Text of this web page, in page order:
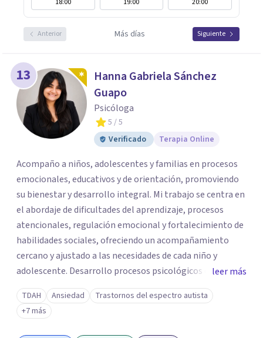
18:00
19:00 20:00
Anterior Más días Siguiente
13
Hanna Gabriela Sánchez
Guapo
Psicóloga
5 / 5
Verificado
Terapia Online
Acompaño a niños, adolescentes y familias en procesos
emocionales, educativos y de orientación, promoviendo
su bienestar y desarrollo integral. Mi trabajo se centra en
el abordaje de dificultades del aprendizaje, procesos
atencionales, regulación emocional y fortalecimiento de
habilidades sociales, ofreciendo un acompañamiento
cercano y ajustado a las necesidades de cada niño y
adolescente. Desarrollo procesos psicológicos que
incluyen evaluación, orientación, intervención y
seguimiento, así como acompañamiento familiar,
brindando espacios de escucha, contención y apoyo que
permiten a padres y cuidadores comprender mejor las
leer más
TDAH Ansiedad
Trastornos del espectro autista
+7 más